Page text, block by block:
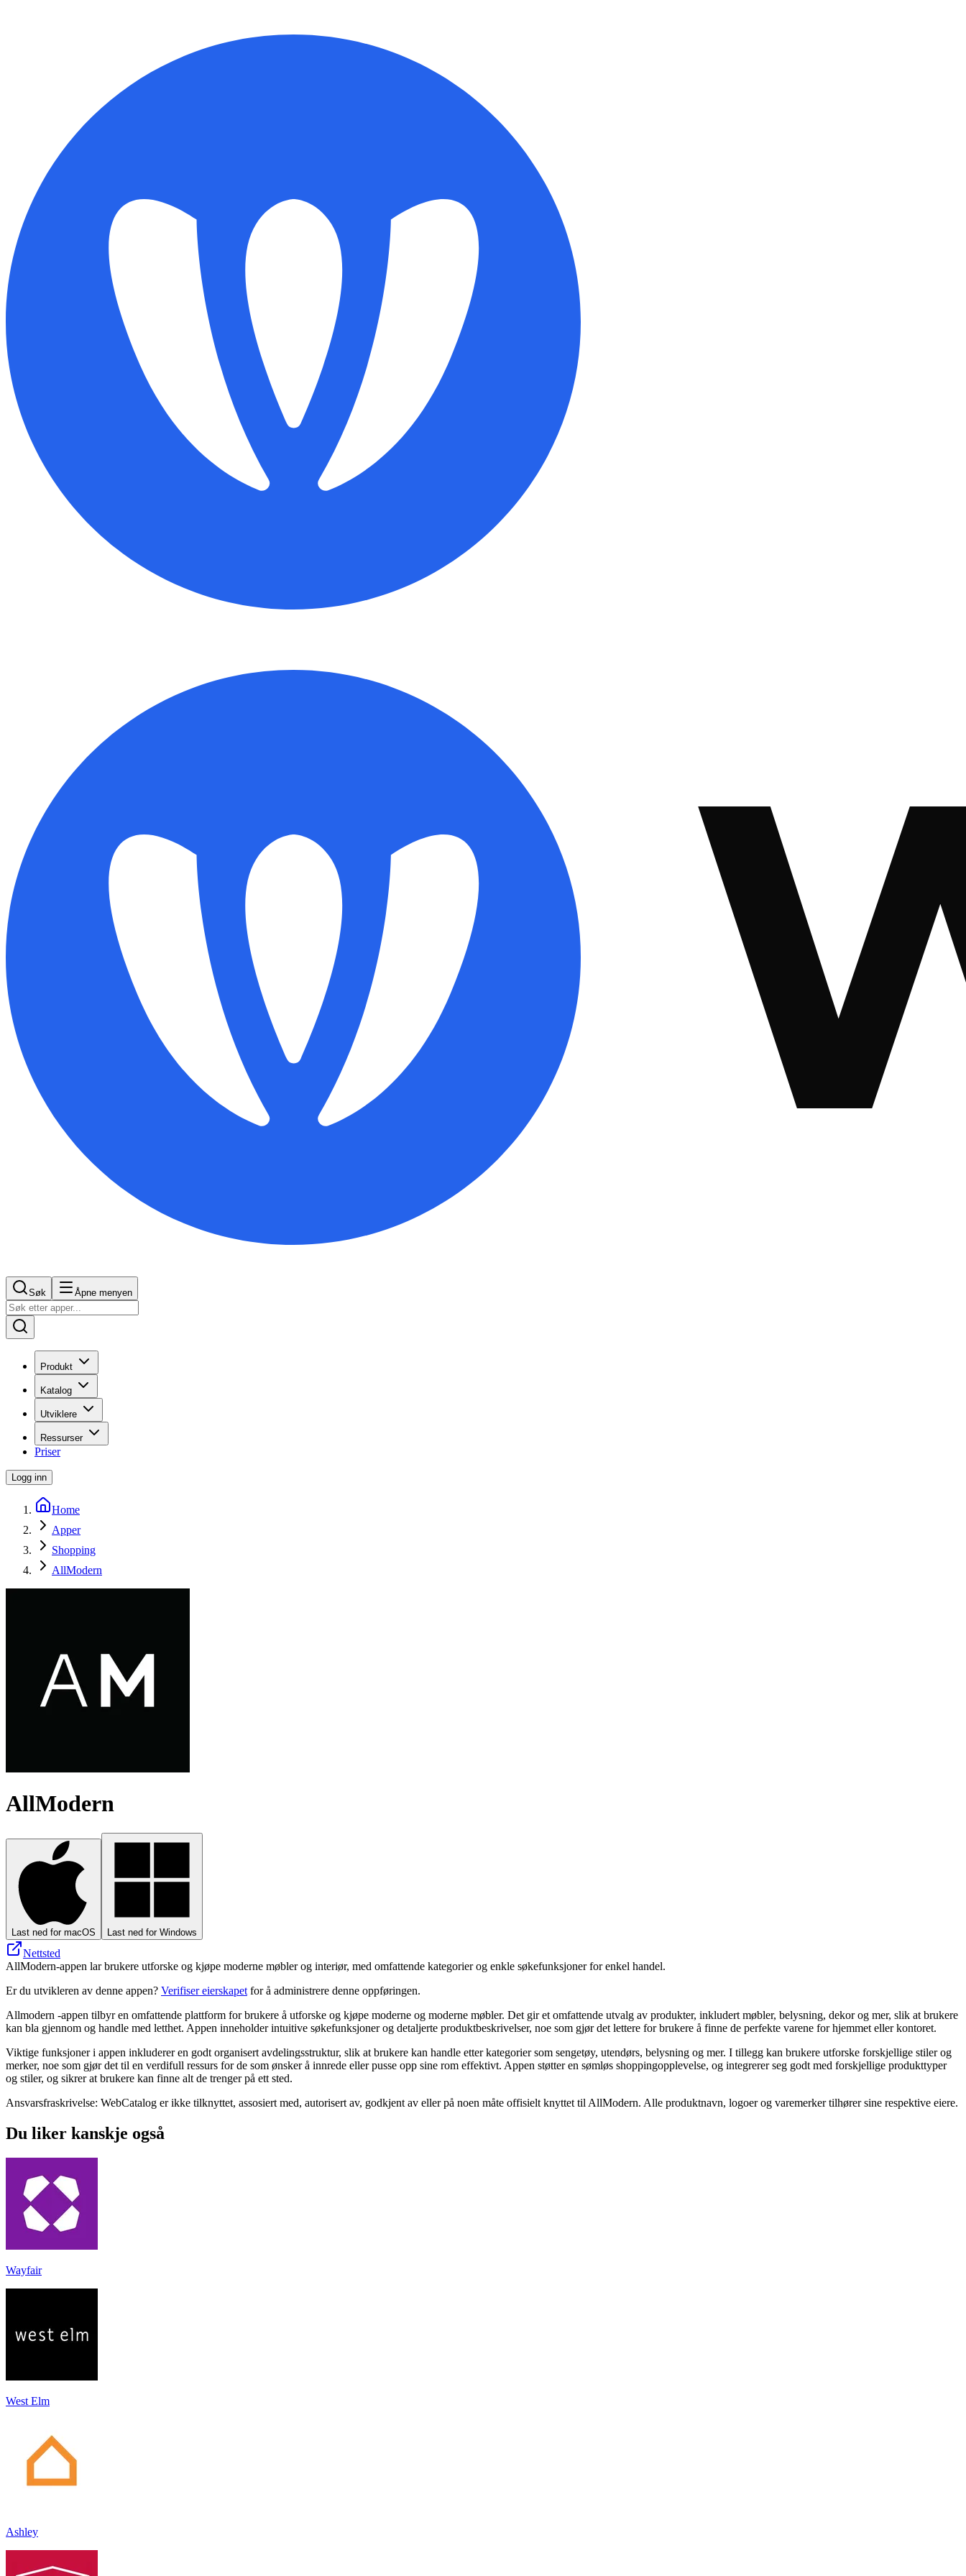
Søk Åpne menyen
Produkt
Katalog
Utviklere
Ressurser
Priser
Logg inn
Home
Apper
Shopping
AllModern
AllModern
Last ned for macOS Last ned for Windows
Nettsted
AllModern-appen lar brukere utforske og kjøpe moderne møbler og interiør, med omfattende kategorier og enkle søkefunksjoner for enkel handel.
Er du utvikleren av denne appen? Verifiser eierskapet for å administrere denne oppføringen.
Allmodern -appen tilbyr en omfattende plattform for brukere å utforske og kjøpe moderne og moderne møbler. Det gir et omfattende utvalg av produkter, inkludert møbler, belysning, dekor og mer, slik at brukere
kan bla gjennom og handle med letthet. Appen inneholder intuitive søkefunksjoner og detaljerte produktbeskrivelser, noe som gjør det lettere for brukere å finne de perfekte varene for hjemmet eller kontoret.
Viktige funksjoner i appen inkluderer en godt organisert avdelingsstruktur, slik at brukere kan handle etter kategorier som sengetøy, utendørs, belysning og mer. I tillegg kan brukere utforske forskjellige stiler og
merker, noe som gjør det til en verdifull ressurs for de som ønsker å innrede eller pusse opp sine rom effektivt. Appen støtter en sømløs shoppingopplevelse, og integrerer seg godt med forskjellige produkttyper
og stiler, og sikrer at brukere kan finne alt de trenger på ett sted.
Ansvarsfraskrivelse: WebCatalog er ikke tilknyttet, assosiert med, autorisert av, godkjent av eller på noen måte offisielt knyttet til AllModern. Alle produktnavn, logoer og varemerker tilhører sine respektive eiere.
Du liker kanskje også
Wayfair
West Elm
Ashley